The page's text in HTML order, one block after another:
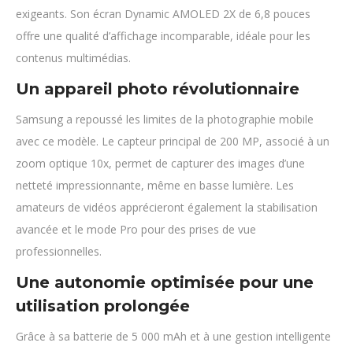
exigeants. Son écran Dynamic AMOLED 2X de 6,8 pouces
offre une qualité d’affichage incomparable, idéale pour les
contenus multimédias.
Un appareil photo révolutionnaire
Samsung a repoussé les limites de la photographie mobile
avec ce modèle. Le capteur principal de 200 MP, associé à un
zoom optique 10x, permet de capturer des images d’une
netteté impressionnante, même en basse lumière. Les
amateurs de vidéos apprécieront également la stabilisation
avancée et le mode Pro pour des prises de vue
professionnelles.
Une autonomie optimisée pour une
utilisation prolongée
Grâce à sa batterie de 5 000 mAh et à une gestion intelligente